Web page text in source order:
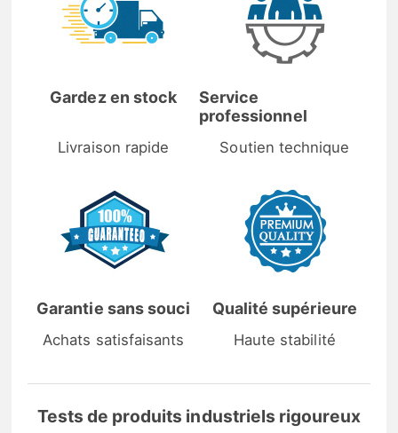
Gardez en stock
Livraison rapide
Service
professionnel
Soutien technique
Garantie sans souci
Achats satisfaisants
Qualité supérieure
Haute stabilité
Tests de produits industriels rigoureux